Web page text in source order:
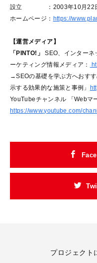
設立 ：2003年10月22
ホームページ： https://
【運営メディア】
「PINTO!」
SEO、インターネ
ーケティング情報メディア：
→SEOの基礎を学ぶ方へおす
示する効果的な施策と事例」
YouTubeチャンネル 「Webマ
https://www.youtube.com/
プロジェクト